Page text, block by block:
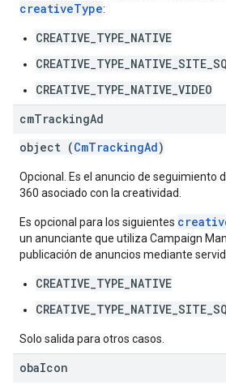
creativeType:
CREATIVE_TYPE_NATIVE
CREATIVE_TYPE_NATIVE_VIDEO
cmTrackingAd
object (CmTrackingAd)
Opcional. Es el anuncio de seguimiento
360 asociado con la creatividad.
Es opcional para los siguientes
un anunciante que utiliza Campaign
publicación de anuncios mediante
CREATIVE_TYPE_NATIVE
Solo salida para otros casos.
obaIcon